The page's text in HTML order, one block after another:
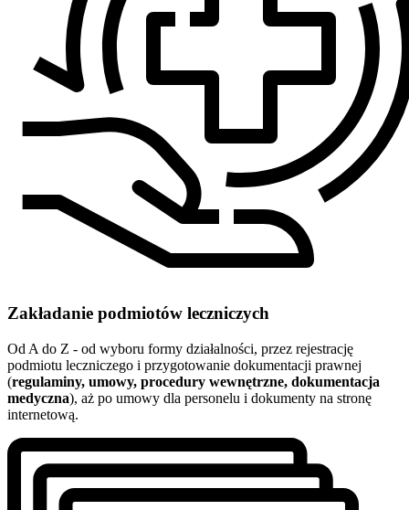
Zakładanie podmiotów leczniczych
Od A do Z - od wyboru formy działalności, przez rejestrację
podmiotu leczniczego i przygotowanie dokumentacji prawnej
(regulaminy, umowy, procedury wewnętrzne, dokumentacja
medyczna), aż po umowy dla personelu i dokumenty na stronę
internetową.